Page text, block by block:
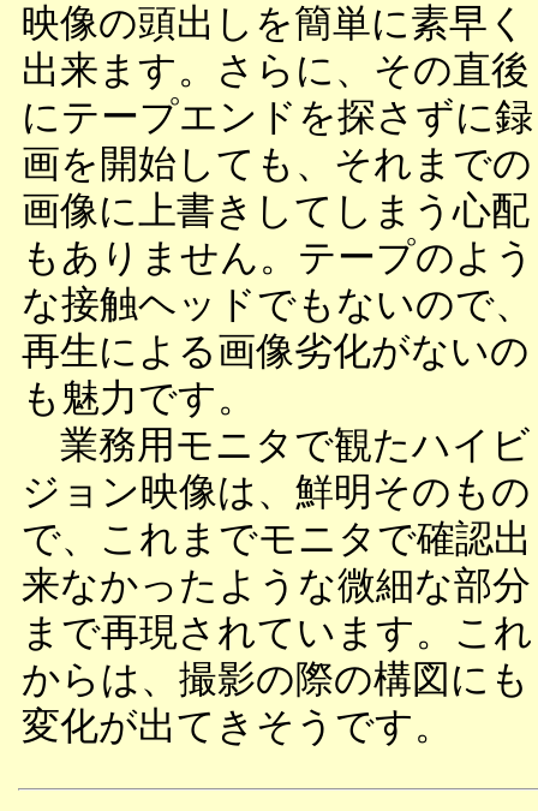
映像の頭出しを簡単に素早く
出来ます。さらに、その直後
にテープエンドを探さずに録
画を開始しても、それまでの
画像に上書きしてしまう心配
もありません。テープのよう
な接触ヘッドでもないので、
再生による画像劣化がないの
も魅力です。
業務用モニタで観たハイビ
ジョン映像は、鮮明そのもの
で、これまでモニタで確認出
来なかったような微細な部分
まで再現されています。これ
からは、撮影の際の構図にも
変化が出てきそうです。